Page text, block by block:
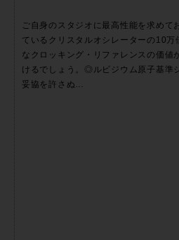
ご自身のスタジオに最高性能を求めて
ているクリスタルオシレーターの10
なクロッキング・リファレンスの価値
けるでしょう。◎ルビジウム原子基準
妥協を許さぬ…